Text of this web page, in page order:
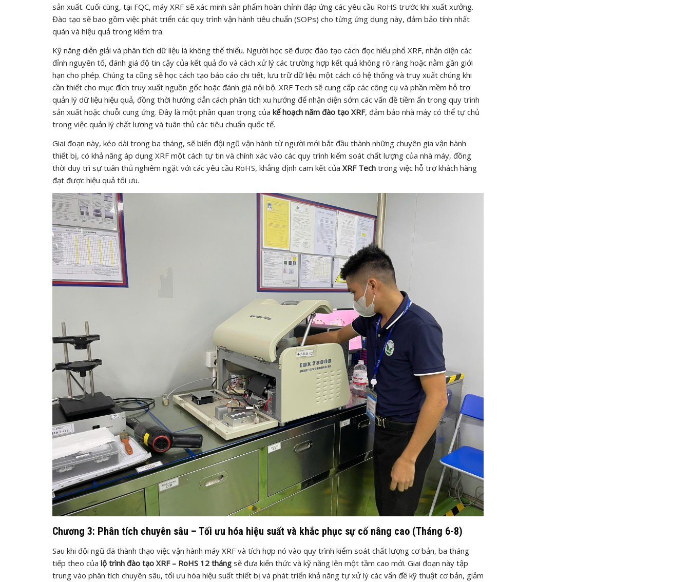
sản xuất. Cuối cùng, tại FQC, máy XRF sẽ xác minh sản phẩm hoàn chỉnh đáp ứng các yêu cầu RoHS trước khi xuất xưởng.
Đào tạo sẽ bao gồm việc phát triển các quy trình vận hành tiêu chuẩn (SOPs) cho từng ứng dụng này, đảm bảo tính nhất
quán và hiệu quả trong kiểm tra.
Kỹ năng diễn giải và phân tích dữ liệu là không thể thiếu. Người học sẽ được đào tạo cách đọc hiểu phổ XRF, nhận diện các
đỉnh nguyên tố, đánh giá độ tin cậy của kết quả đo và cách xử lý các trường hợp kết quả không rõ ràng hoặc nằm gần giới
hạn cho phép. Chúng ta cũng sẽ học cách tạo báo cáo chi tiết, lưu trữ dữ liệu một cách có hệ thống và truy xuất chúng khi
cần thiết cho mục đích truy xuất nguồn gốc hoặc đánh giá nội bộ. XRF Tech sẽ cung cấp các công cụ và phần mềm hỗ trợ
quản lý dữ liệu hiệu quả, đồng thời hướng dẫn cách phân tích xu hướng để nhận diện sớm các vấn đề tiềm ẩn trong quy trình
sản xuất hoặc chuỗi cung ứng. Đây là một phần quan trọng của kế hoạch năm đào tạo XRF, đảm bảo nhà máy có thể tự chủ
trong việc quản lý chất lượng và tuân thủ các tiêu chuẩn quốc tế.
Giai đoạn này, kéo dài trong ba tháng, sẽ biến đội ngũ vận hành từ người mới bắt đầu thành những chuyên gia vận hành
thiết bị, có khả năng áp dụng XRF một cách tự tin và chính xác vào các quy trình kiểm soát chất lượng của nhà máy, đồng
thời duy trì sự tuân thủ nghiêm ngặt với các yêu cầu RoHS, khẳng định cam kết của XRF Tech trong việc hỗ trợ khách hàng
đạt được hiệu quả tối ưu.
Chương 3: Phân tích chuyên sâu – Tối ưu hóa hiệu suất và khắc phục sự cố nâng cao (Tháng 6-8)
Sau khi đội ngũ đã thành thạo việc vận hành máy XRF và tích hợp nó vào quy trình kiểm soát chất lượng cơ bản, ba tháng
tiếp theo của lộ trình đào tạo XRF – RoHS 12 tháng sẽ đưa kiến thức và kỹ năng lên một tầm cao mới. Giai đoạn này tập
trung vào phân tích chuyên sâu, tối ưu hóa hiệu suất thiết bị và phát triển khả năng tự xử lý các vấn đề kỹ thuật cơ bản, giảm